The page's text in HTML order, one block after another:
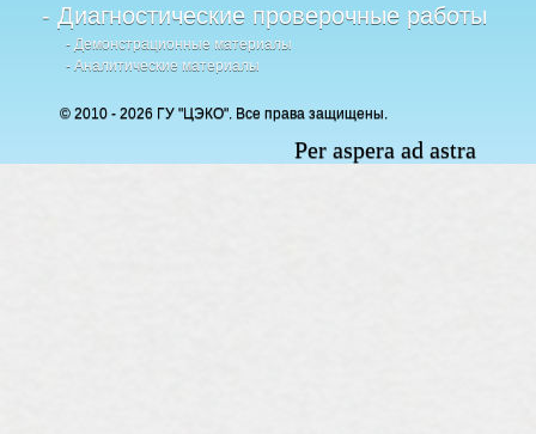
- Диагностические проверочные работы
- Демонстрационные материалы
- Аналитические материалы
© 2010 - 2026 ГУ "ЦЭКО". Все права защищены.
Per aspera ad astra